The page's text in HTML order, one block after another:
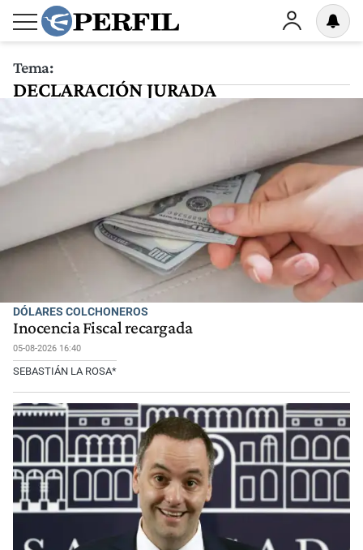
Tema:
DECLARACIÓN JURADA
DÓLARES COLCHONEROS
Inocencia Fiscal recargada
05-08-2026 16:40
SEBASTIÁN LA ROSA*